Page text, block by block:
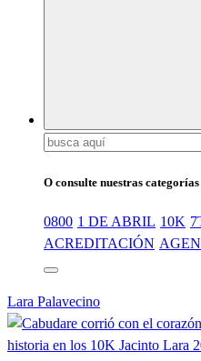
Buscar:
O consulte nuestras
0800 1 DE ABRIL 10K
ACREDITACIÓN
Lara Palavecino